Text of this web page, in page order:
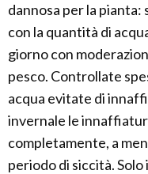
dannosa per la pianta:
con la quantità di
giorno con
pesco. Controllate
acqua evitate di
invernale le
completamente, a
periodo di siccità.